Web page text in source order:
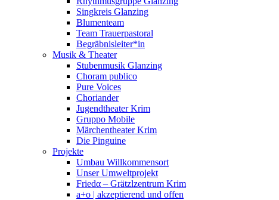
Singkreis Glanzing
Blumenteam
Team Trauerpastoral
Begräbnisleiter*in
Musik & Theater
Stubenmusik Glanzing
Choram publico
Pure Voices
Choriander
Jugendtheater Krim
Gruppo Mobile
Märchentheater Krim
Die Pinguine
Projekte
Umbau Willkommensort
Unser Umweltprojekt
Friedα – Grätzlzentrum Krim
a+o | akzeptierend und offen